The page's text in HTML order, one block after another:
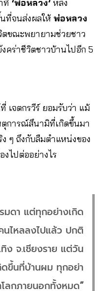
ที่ ‘พ่อหลวง’ หลัง
ที่จนส่งผลให้ พ่อหลวง
ตขณะพยายามช่วยชาว
คร่าชีวิตชาวบ้านไปอีก 5
เจตกรวีร์ ยอมรับว่า แม้
ตุการณ์สึนามิที่เกิดขึ้นมา
ๆ ถึงกับลืมตำแหน่งของ
งไปต่ออย่างไร
มดา แต่ทุกอย่างเกิด
นไหลลงไปแล้ว ปกติ
จ.เชียงราย แต่วัน
ดขึ้นที่บ้านผม ทุกอย่า
ลกภายนอกทั้งหมด”